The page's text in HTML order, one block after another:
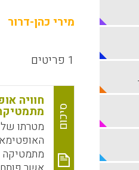
מירי כהן-דרור
1 פריטים
סיכום
חוויה
מטרתו של